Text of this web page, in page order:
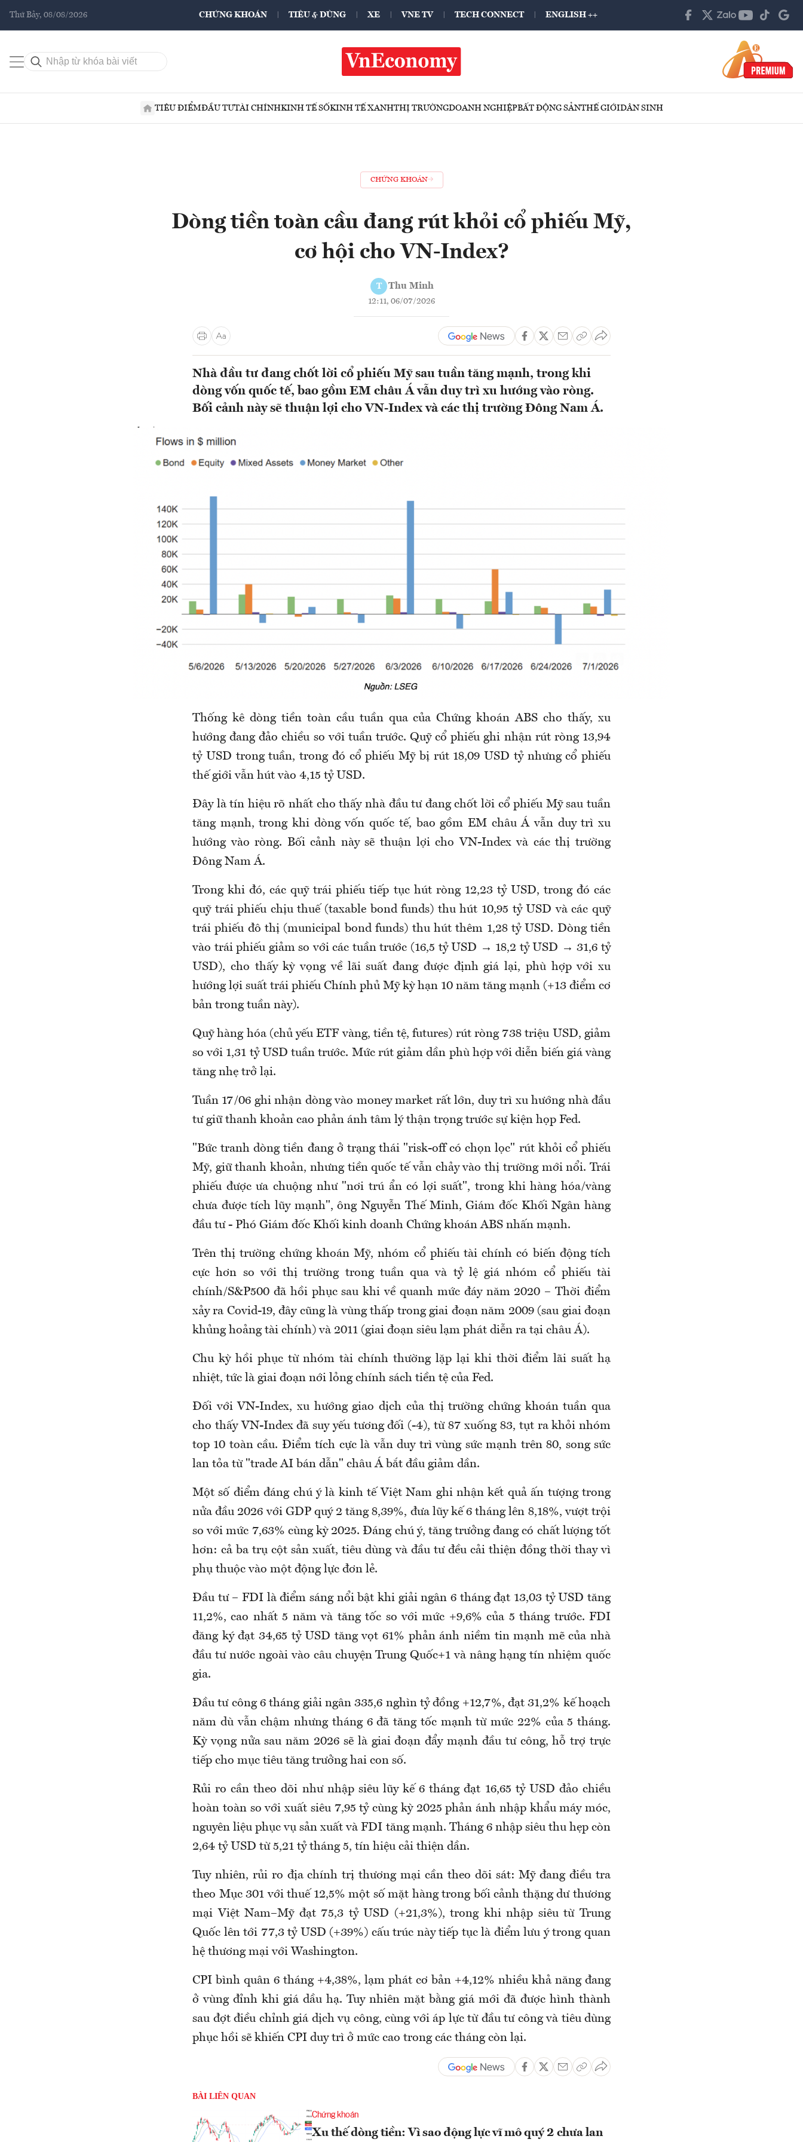
Thứ Bảy, 08/08/2026 CHỨNG KHOÁN TIÊU & DÙNG XE VNE TV TECH CONNECT ENGLISH ++
TIÊU ĐIỂMĐẦU TƯTÀI CHÍNHKINH TẾ SỐKINH TẾ XANHTHỊ TRƯỜNGDOANH NGHIỆPBẤT ĐỘNG SẢNTHẾ GIỚIDÂN SINH
CHỨNG KHOÁN
Dòng tiền toàn cầu đang rút khỏi cổ phiếu Mỹ,
cơ hội cho VN-Index?
T Thu Minh
12:11, 06/07/2026
Nhà đầu tư đang chốt lời cổ phiếu Mỹ sau tuần tăng mạnh, trong khi
dòng vốn quốc tế, bao gồm EM châu Á vẫn duy trì xu hướng vào ròng.
Bối cảnh này sẽ thuận lợi cho VN-Index và các thị trường Đông Nam Á.
Thống kê dòng tiền toàn cầu tuần qua của Chứng khoán ABS cho thấy, xu
hướng đang đảo chiều so với tuần trước. Quỹ cổ phiếu ghi nhận rút ròng 13,94
tỷ USD trong tuần, trong đó cổ phiếu Mỹ bị rút 18,09 USD tỷ nhưng cổ phiếu
thế giới vẫn hút vào 4,15 tỷ USD.
Đây là tín hiệu rõ nhất cho thấy nhà đầu tư đang chốt lời cổ phiếu Mỹ sau tuần
tăng mạnh, trong khi dòng vốn quốc tế, bao gồm EM châu Á vẫn duy trì xu
hướng vào ròng. Bối cảnh này sẽ thuận lợi cho VN-Index và các thị trường
Đông Nam Á.
Trong khi đó, các quỹ trái phiếu tiếp tục hút ròng 12,23 tỷ USD, trong đó các
quỹ trái phiếu chịu thuế (taxable bond funds) thu hút 10,95 tỷ USD và các quỹ
trái phiếu đô thị (municipal bond funds) thu hút thêm 1,28 tỷ USD. Dòng tiền
vào trái phiếu giảm so với các tuần trước (16,5 tỷ USD → 18,2 tỷ USD → 31,6 tỷ
USD), cho thấy kỳ vọng về lãi suất đang được định giá lại, phù hợp với xu
hướng lợi suất trái phiếu Chính phủ Mỹ kỳ hạn 10 năm tăng mạnh (+13 điểm cơ
bản trong tuần này).
Quỹ hàng hóa (chủ yếu ETF vàng, tiền tệ, futures) rút ròng 738 triệu USD, giảm
so với 1,31 tỷ USD tuần trước. Mức rút giảm dần phù hợp với diễn biến giá vàng
tăng nhẹ trở lại.
Tuần 17/06 ghi nhận dòng vào money market rất lớn, duy trì xu hướng nhà đầu
tư giữ thanh khoản cao phản ánh tâm lý thận trọng trước sự kiện họp Fed.
"Bức tranh dòng tiền đang ở trạng thái "risk-off có chọn lọc" rút khỏi cổ phiếu
Mỹ, giữ thanh khoản, nhưng tiền quốc tế vẫn chảy vào thị trường mới nổi. Trái
phiếu được ưa chuộng như "nơi trú ẩn có lợi suất", trong khi hàng hóa/vàng
chưa được tích lũy mạnh", ông Nguyễn Thế Minh, Giám đốc Khối Ngân hàng
đầu tư - Phó Giám đốc Khối kinh doanh Chứng khoán ABS nhấn mạnh.
Trên thị trường chứng khoán Mỹ, nhóm cổ phiếu tài chính có biến động tích
cực hơn so với thị trường trong tuần qua và tỷ lệ giá nhóm cổ phiếu tài
chính/S&P500 đã hồi phục sau khi về quanh mức đáy năm 2020 – Thời điểm
xảy ra Covid-19, đây cũng là vùng thấp trong giai đoạn năm 2009 (sau giai đoạn
khủng hoảng tài chính) và 2011 (giai đoạn siêu lạm phát diễn ra tại châu Á).
Chu kỳ hồi phục từ nhóm tài chính thường lặp lại khi thời điểm lãi suất hạ
nhiệt, tức là giai đoạn nới lỏng chính sách tiền tệ của Fed.
Đối với VN-Index, xu hướng giao dịch của thị trường chứng khoán tuần qua
cho thấy VN-Index đã suy yếu tương đối (-4), từ 87 xuống 83, tụt ra khỏi nhóm
top 10 toàn cầu. Điểm tích cực là vẫn duy trì vùng sức mạnh trên 80, song sức
lan tỏa từ "trade AI bán dẫn" châu Á bắt đầu giảm dần.
Một số điểm đáng chú ý là kinh tế Việt Nam ghi nhận kết quả ấn tượng trong
nửa đầu 2026 với GDP quý 2 tăng 8,39%, đưa lũy kế 6 tháng lên 8,18%, vượt trội
so với mức 7,63% cùng kỳ 2025. Đáng chú ý, tăng trưởng đang có chất lượng tốt
hơn: cả ba trụ cột sản xuất, tiêu dùng và đầu tư đều cải thiện đồng thời thay vì
phụ thuộc vào một động lực đơn lẻ.
Đầu tư – FDI là điểm sáng nổi bật khi giải ngân 6 tháng đạt 13,03 tỷ USD tăng
11,2%, cao nhất 5 năm và tăng tốc so với mức +9,6% của 5 tháng trước. FDI
đăng ký đạt 34,65 tỷ USD tăng vọt 61% phản ánh niềm tin mạnh mẽ của nhà
đầu tư nước ngoài vào câu chuyện Trung Quốc+1 và nâng hạng tín nhiệm quốc
gia.
Đầu tư công 6 tháng giải ngân 335,6 nghìn tỷ đồng +12,7%, đạt 31,2% kế hoạch
năm dù vẫn chậm nhưng tháng 6 đã tăng tốc mạnh từ mức 22% của 5 tháng.
Kỳ vọng nửa sau năm 2026 sẽ là giai đoạn đẩy mạnh đầu tư công, hỗ trợ trực
tiếp cho mục tiêu tăng trưởng hai con số.
Rủi ro cần theo dõi như nhập siêu lũy kế 6 tháng đạt 16,65 tỷ USD đảo chiều
hoàn toàn so với xuất siêu 7,95 tỷ cùng kỳ 2025 phản ánh nhập khẩu máy móc,
nguyên liệu phục vụ sản xuất và FDI tăng mạnh. Tháng 6 nhập siêu thu hẹp còn
2,64 tỷ USD từ 5,21 tỷ tháng 5, tín hiệu cải thiện dần.
Tuy nhiên, rủi ro địa chính trị thương mại cần theo dõi sát: Mỹ đang điều tra
theo Mục 301 với thuế 12,5% một số mặt hàng trong bối cảnh thặng dư thương
mại Việt Nam–Mỹ đạt 75,3 tỷ USD (+21,3%), trong khi nhập siêu từ Trung
Quốc lên tới 77,3 tỷ USD (+39%) cấu trúc này tiếp tục là điểm lưu ý trong quan
hệ thương mại với Washington.
CPI bình quân 6 tháng +4,38%, lạm phát cơ bản +4,12% nhiều khả năng đang
ở vùng đỉnh khi giá dầu hạ. Tuy nhiên mặt bằng giá mới đã được hình thành
sau đợt điều chỉnh giá dịch vụ công, cùng với áp lực từ đầu tư công và tiêu dùng
phục hồi sẽ khiến CPI duy trì ở mức cao trong các tháng còn lại.
BÀI LIÊN QUAN
Chứng khoán
Xu thế dòng tiền: Vì sao động lực vĩ mô quý 2 chưa lan